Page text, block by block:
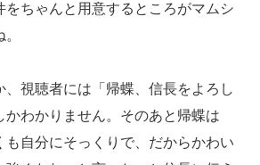
をちゃんと用意するところがマムシ
、視聴者には「帰蝶、信長をよろし
かわかりません。そのあと帰蝶は
も自分にそっくりで、だからかわい